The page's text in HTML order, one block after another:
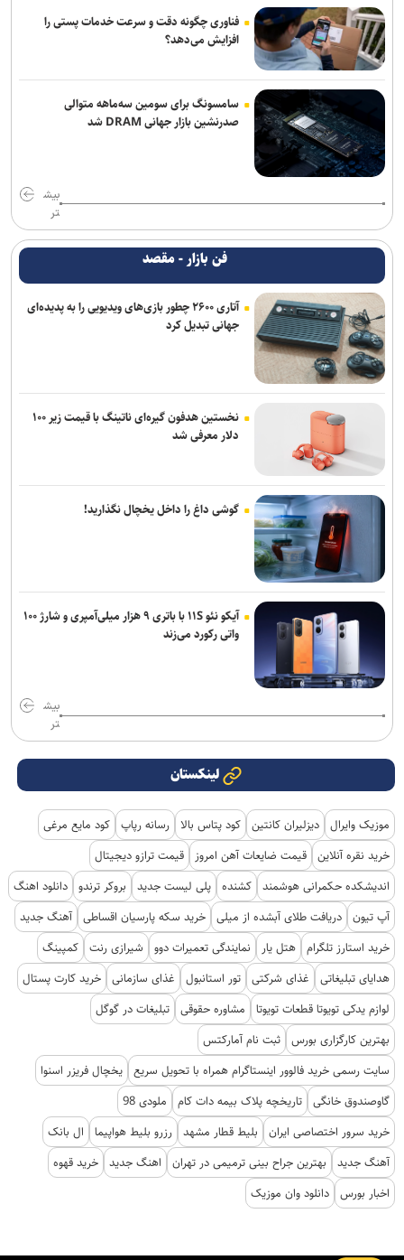
فناوری چگونه دقت و سرعت خدمات پستی را
افزایش می‌دهد؟
سامسونگ برای سومین سه‌ماهه متوالی
صدرنشین بازار جهانی DRAM شد
بیش
تر
فن بازار - مقصد
آتاری ۲۶۰۰ چطور بازی‌های ویدیویی را به پدیده‌ای
جهانی تبدیل کرد
نخستین هدفون گیره‌ای ناتینگ با قیمت زیر ۱۰۰
دلار معرفی شد
گوشی داغ را داخل یخچال نگذارید!
آیکو نئو ۱۱S با باتری ۹ هزار میلی‌آمپری و شارژ ۱۰۰
واتی رکورد می‌زند
بیش
تر
لینکستان
موزیک وایرال دیزلیران کانتین کود پتاس بالا رسانه رپاپ کود مایع مرغی
خرید نقره آنلاین قیمت ضایعات آهن امروز
قیمت ترازو دیجیتال
اندیشکده حکمرانی هوشمند کشنده پلی لیست جدید بروکر ترندو دانلود اهنگ
آپ تیون دریافت طلای آبشده از میلی خرید سکه پارسیان اقساطی آهنگ جدید
خرید استارز تلگرام هتل یار نمایندگی تعمیرات دوو شیرازی رنت کمپینگ
هدایای تبلیغاتی
غذای شرکتی تور استانبول غذای سازمانی خرید کارت پستال
لوازم یدکی تویوتا قطعات تویوتا
مشاوره حقوقی تبلیغات در گوگل
بهترین کارگزاری بورس ثبت نام آمارکتس
سایت رسمی خرید فالوور اینستاگرام همراه با تحویل سریع یخچال فریزر اسنوا
گاوصندوق خانگی تاریخچه پلاک بیمه دات کام
ملودی 98
خرید سرور اختصاصی ایران
بلیط قطار مشهد رزرو بلیط هواپیما
ال بانک
آهنگ جدید
بهترین جراح بینی ترمیمی در تهران اهنگ جدید خرید قهوه
اخبار بورس دانلود وان موزیک